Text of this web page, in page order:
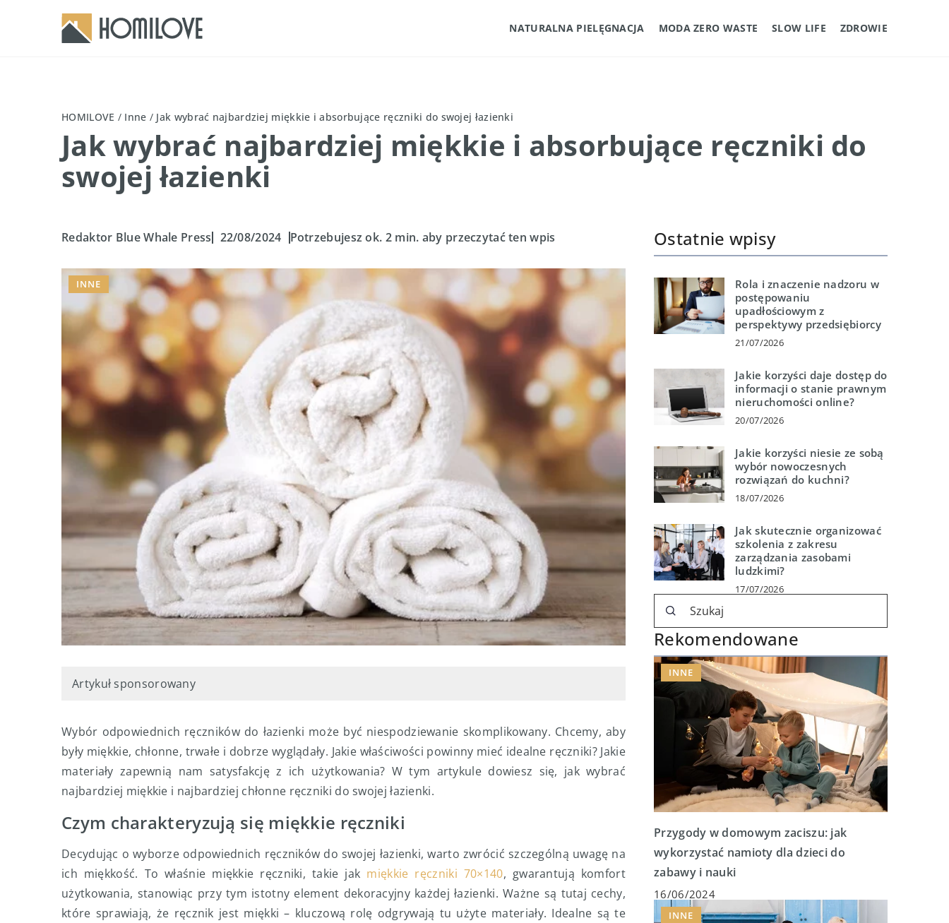
NATURALNA PIELĘGNACJA MODA ZERO WASTE SLOW LIFE ZDROWIE
HOMILOVE / Inne / Jak wybrać najbardziej miękkie i absorbujące ręczniki do swojej łazienki
Jak wybrać najbardziej miękkie i absorbujące ręczniki do
swojej łazienki
Redaktor Blue Whale Press 22/08/2024 Potrzebujesz ok. 2 min. aby przeczytać ten wpis
INNE
Artykuł sponsorowany
Wybór odpowiednich ręczników do łazienki może być niespodziewanie skomplikowany. Chcemy, aby
były miękkie, chłonne, trwałe i dobrze wyglądały. Jakie właściwości powinny mieć idealne ręczniki? Jakie
materiały zapewnią nam satysfakcję z ich użytkowania? W tym artykule dowiesz się, jak wybrać
najbardziej miękkie i najbardziej chłonne ręczniki do swojej łazienki.
Czym charakteryzują się miękkie ręczniki
Decydując o wyborze odpowiednich ręczników do swojej łazienki, warto zwrócić szczególną uwagę na
ich miękkość. To właśnie miękkie ręczniki, takie jak miękkie ręczniki 70×140, gwarantują komfort
użytkowania, stanowiąc przy tym istotny element dekoracyjny każdej łazienki. Ważne są tutaj cechy,
które sprawiają, że ręcznik jest miękki – kluczową rolę odgrywają tu użyte materiały. Idealne są te
Ostatnie wpisy
Rola i znaczenie nadzoru w
postępowaniu
upadłościowym z
perspektywy przedsiębiorcy
21/07/2026
Jakie korzyści daje dostęp do
informacji o stanie prawnym
nieruchomości online?
20/07/2026
Jakie korzyści niesie ze sobą
wybór nowoczesnych
rozwiązań do kuchni?
18/07/2026
Jak skutecznie organizować
szkolenia z zakresu
zarządzania zasobami
ludzkimi?
17/07/2026
Rekomendowane
INNE
Przygody w domowym zaciszu: jak
wykorzystać namioty dla dzieci do
zabawy i nauki
16/06/2024
INNE